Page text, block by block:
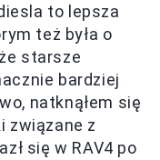
to lepsza
też była o
starsze
bardziej
natknąłem się
związane z
się w RAV4 po